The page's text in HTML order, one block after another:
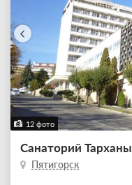
12 фото
Санаторий Тарханы
Пятигорск